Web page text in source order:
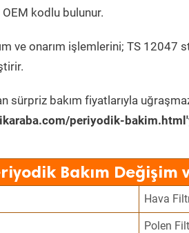
kodlu bulunur.
ve onarım işlemlerini; TS 12047
sürpriz bakım fiyatlarıyla
periyodik-
Bakım Değişim
Hava
Polen